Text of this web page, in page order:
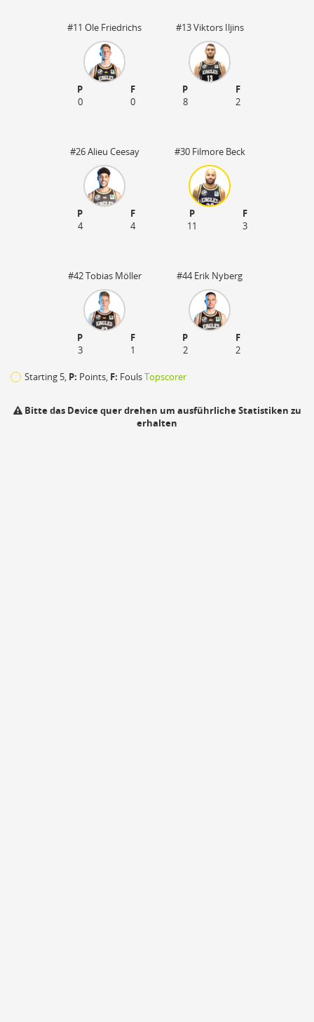
#11 Ole Friedrichs
P
F
0
0
#13 Viktors Iljins
P
F
8
2
#26 Alieu Ceesay
P
F
4
4
#30 Filmore Beck
P
F
11
3
#42 Tobias Möller
P
F
3
1
#44 Erik Nyberg
P
F
2
2
Starting 5, P: Points, F: FoulsTopscorer
Bitte das Device quer drehen um ausführliche Statistiken zu
erhalten